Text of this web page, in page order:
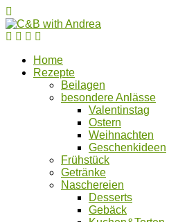
Home
Rezepte
Beilagen
besondere Anlässe
Valentinstag
Ostern
Weihnachten
Geschenkideen
Frühstück
Getränke
Naschereien
Desserts
Gebäck